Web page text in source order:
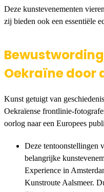
Deze kunstevenementen
zij bieden ook een essentiële
Oekraïne door
Kunst getuigt van
Oekraïense frontlinie-
oorlog naar een Europees
Deze tentoonstellingen
belangrijke
Experience in
Kunstroute Aalsmeer.